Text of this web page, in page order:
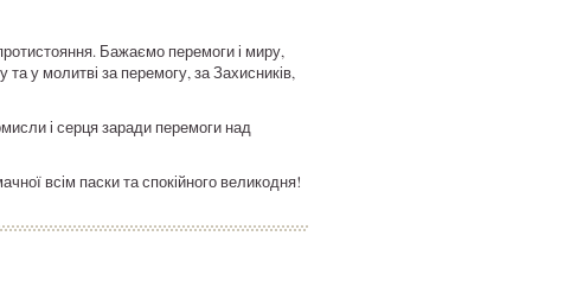
Бажаємо перемоги і миру,
у молитві за перемогу, за Захисників,
і серця заради перемоги над
всім паски та спокійного великодня!